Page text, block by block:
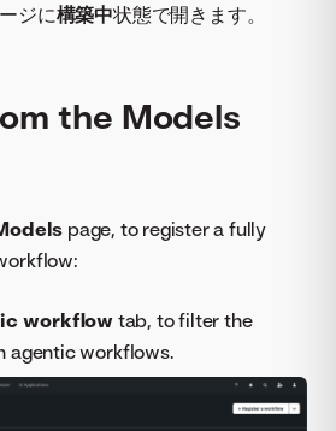
ジに構築中状態で開きます。
the Models
page, to register a fully
workflow tab, to filter the
agentic workflows.